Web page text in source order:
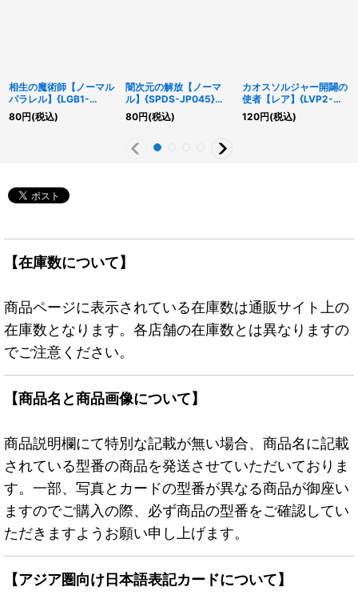
相生の魔術師【ノーマル
パラレル】{LGB1-
JP036}《モンスター》
80円(税込)
闇次元の解放【ノーマ
ル】{SPDS-JP045}
《罠》
80円(税込)
カオスソルジャー開闢の
使者【レア】{LVP2-
JP003}《モンスター》
120円(税込)
【在庫数について】
商品ページに表示されている在庫数は通販サイト上の
在庫数となります。各店舗の在庫数とは異なりますの
でご注意ください。
【商品名と商品画像について】
商品説明欄にて特別な記載が無い場合、商品名に記載
されている型番の商品を発送させていただいておりま
す。一部、写真とカードの型番が異なる商品が御座い
ますのでご購入の際、必ず商品の型番をご確認してい
ただきますようお願い申し上げます。
【アジア圏向け日本語表記カードについて】